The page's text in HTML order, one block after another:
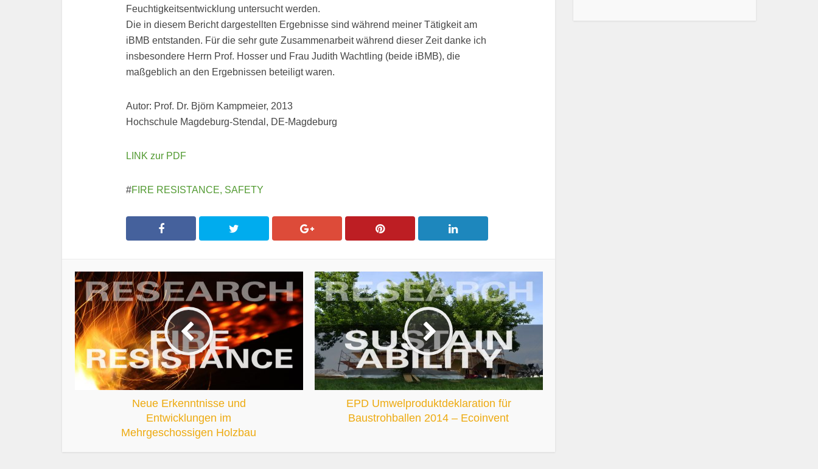
Feuchtigkeitsentwicklung untersucht werden.
Die in diesem Bericht dargestellten Ergebnisse sind während meiner Tätigkeit am
iBMB entstanden. Für die sehr gute Zusammenarbeit während dieser Zeit danke ich
insbesondere Herrn Prof. Hosser und Frau Judith Wachtling (beide iBMB), die
maßgeblich an den Ergebnissen beteiligt waren.
Autor: Prof. Dr. Björn Kampmeier, 2013
Hochschule Magdeburg-Stendal, DE-Magdeburg
LINK zur PDF
#FIRE RESISTANCE, SAFETY
Neue Erkenntnisse und
Entwicklungen im
Mehrgeschossigen Holzbau
EPD Umwelproduktdeklaration für
Baustrohballen 2014 – Ecoinvent